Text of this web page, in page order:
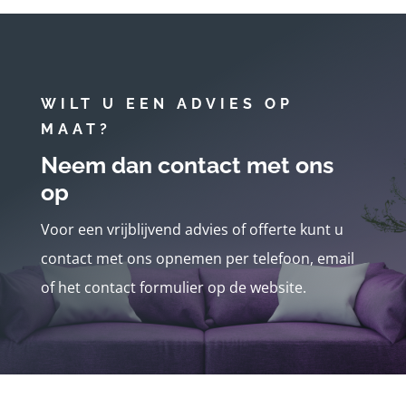
WILT U EEN ADVIES OP
MAAT?
Neem dan contact met ons
op
Voor een vrijblijvend advies of offerte kunt u
contact met ons opnemen per telefoon, email
of het contact formulier op de website.